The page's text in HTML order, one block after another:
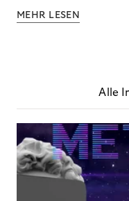
MEHR LESEN
Alle